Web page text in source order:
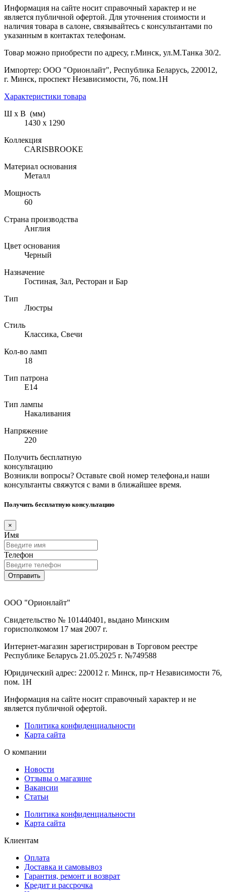
Информация на сайте носит справочный характер и не
является публичной офертой. Для уточнения стоимости и
наличия товара в салоне, связывайтесь с консультантами по
указанным в контактах телефонам.
Товар можно приобрести по адресу, г.Минск, ул.М.Танка 30/2.
Импортер: ООО "Орионлайт", Республика Беларусь, 220012,
г. Минск, проспект Независимости, 76, пом.1Н
Характеристики товара
Ш х В (мм)
1430 х 1290
Коллекция
CARISBROOKE
Материал основания
Металл
Мощность
60
Страна производства
Англия
Цвет основания
Черный
Назначение
Гостиная, Зал, Ресторан и Бар
Тип
Люстры
Стиль
Классика, Свечи
Кол-во ламп
18
Тип патрона
E14
Тип лампы
Накаливания
Напряжение
220
Получить бесплатную
консультацию
Возникли вопросы? Оставьте свой номер телефона,и наши
консультанты свяжутся с вами в ближайшее время.
Получить бесплатную консультацию
×
Имя
Телефон
Отправить
ООО "Орионлайт"
Свидетельство № 101440401, выдано Минским
горисполкомом 17 мая 2007 г.
Интернет-магазин зарегистрирован в Торговом реестре
Республике Беларусь 21.05.2025 г. №749588
Юридический адрес: 220012 г. Минск, пр-т Независимости 76,
пом. 1Н
Информация на сайте носит справочный характер и не
является публичной офертой.
Политика конфиденциальности
Карта сайта
О компании
Новости
Отзывы о магазине
Вакансии
Статьи
Политика конфиденциальности
Карта сайта
Клиентам
Оплата
Доставка и самовывоз
Гарантия, ремонт и возврат
Кредит и рассрочка